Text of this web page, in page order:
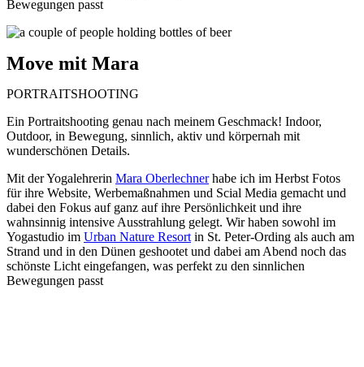
Bewegungen passt
Move mit Mara
PORTRAITSHOOTING
Ein Portraitshooting genau nach meinem Geschmack! Indoor,
Outdoor, in Bewegung, sinnlich, aktiv und körpernah mit
wunderschönen Details.
Mit der Yogalehrerin Mara Oberlechnerhabe ich im Herbst Fotos
für ihre Website, Werbemaßnahmen und Scial Media gemacht und
dabei den Fokus auf ganz auf ihre Persönlichkeit und ihre
wahnsinnig intensive Ausstrahlung gelegt. Wir haben sowohl im
Yogastudio im Urban Nature Resortin St. Peter-Ording als auch am
Strand und in den Dünen geshootet und dabei am Abend noch das
schönste Licht eingefangen, was perfekt zu den sinnlichen
Bewegungen passt